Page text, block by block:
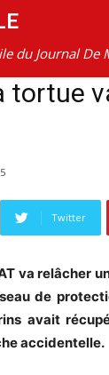
du Journal De
tortue
Twitter
va relâcher
de
avait
accidentelle.